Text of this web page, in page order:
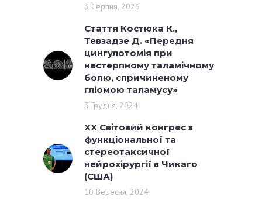
3 Серпня, 2026
Стаття Костюка К.,
Тевзадзе Д. «Передня
цингулотомія при
нестерпному таламічному
болю, спричиненому
гліомою таламусу»
3 Грудня, 2024
XX Світовий конгрес з
функціональної та
стереотаксичної
нейрохірургії в Чикаго
(США)
10 Вересня, 2024